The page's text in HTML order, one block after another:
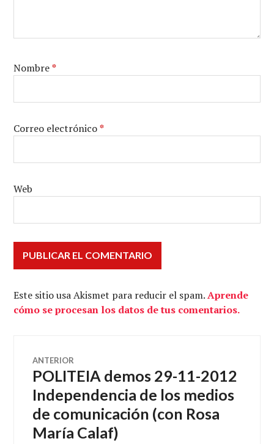
Nombre*
Correo electrónico*
Web
Este sitio usa Akismet para reducir el spam.Aprende
cómo se procesan los datos de tus comentarios.
Navegación
de
entradas
ANTERIOR
Entrada
anterior:
POLITEIA demos 29-11-2012
Independencia de los medios
de comunicación (con Rosa
María Calaf)